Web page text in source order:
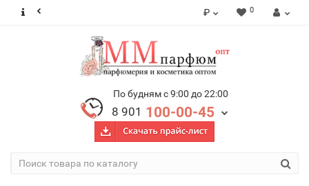
₽ 0
По будням с 9:00 до 22:00
8 901 100-00-45